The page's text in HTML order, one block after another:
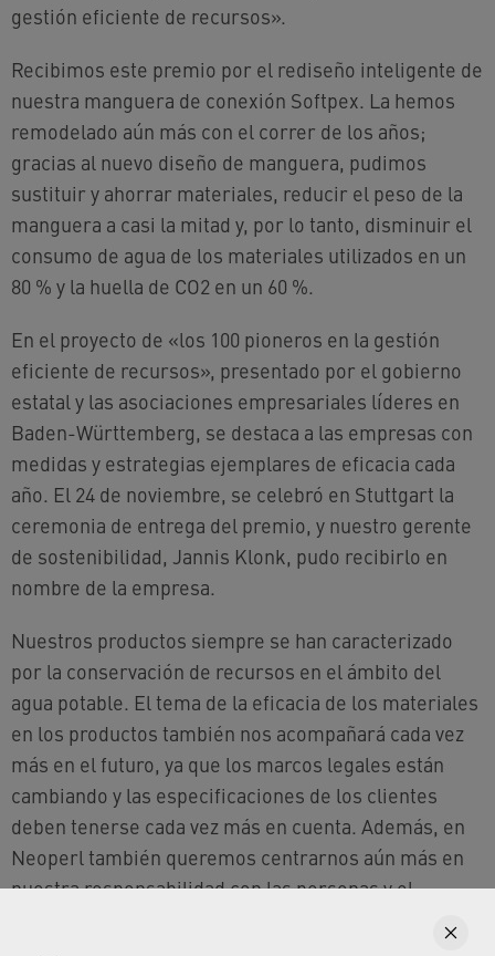
gestión eficiente de recursos».
Recibimos este premio por el rediseño inteligente de
nuestra manguera de conexión Softpex. La hemos
remodelado aún más con el correr de los años;
gracias al nuevo diseño de manguera, pudimos
sustituir y ahorrar materiales, reducir el peso de la
manguera a casi la mitad y, por lo tanto, disminuir el
consumo de agua de los materiales utilizados en un
80 % y la huella de CO2 en un 60 %.
En el proyecto de «los 100 pioneros en la gestión
eficiente de recursos», presentado por el gobierno
estatal y las asociaciones empresariales líderes en
Baden-Württemberg, se destaca a las empresas con
medidas y estrategias ejemplares de eficacia cada
año. El 24 de noviembre, se celebró en Stuttgart la
ceremonia de entrega del premio, y nuestro gerente
de sostenibilidad, Jannis Klonk, pudo recibirlo en
nombre de la empresa.
Nuestros productos siempre se han caracterizado
por la conservación de recursos en el ámbito del
agua potable. El tema de la eficacia de los materiales
en los productos también nos acompañará cada vez
más en el futuro, ya que los marcos legales están
cambiando y las especificaciones de los clientes
deben tenerse cada vez más en cuenta. Además, en
Neoperl también queremos centrarnos aún más en
nuestra responsabilidad con las personas y el